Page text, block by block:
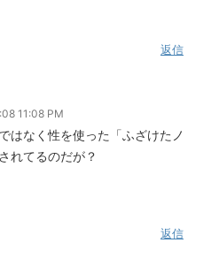
返信
11:08 PM
はなく性を使った「ふざけたノ
れてるのだが？
返信